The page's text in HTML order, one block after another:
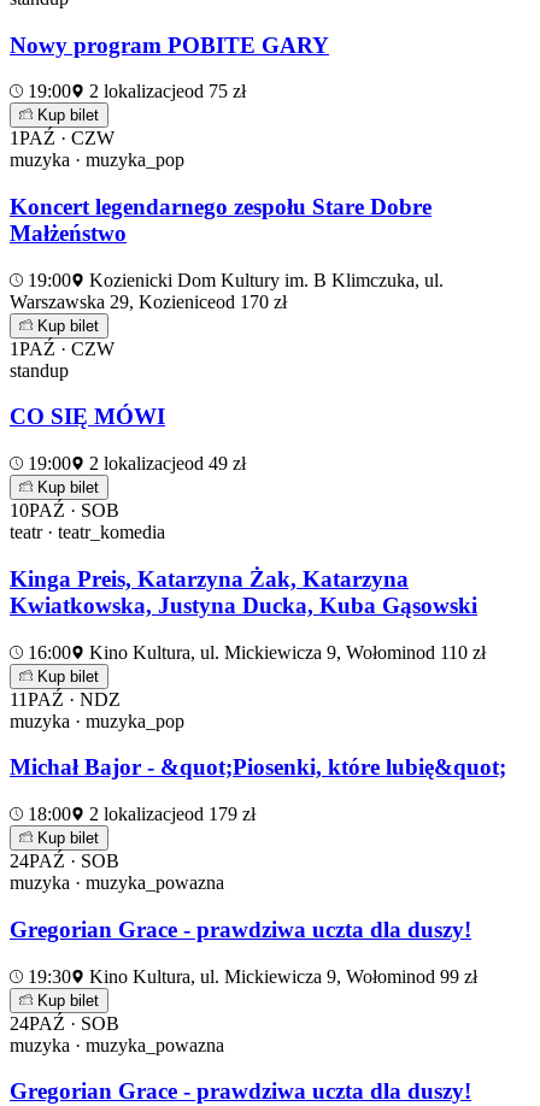
Nowy program POBITE GARY
19:00 2 lokalizacjeod 75 zł
Kup bilet
1PAŹ · CZW
muzyka · muzyka_pop
Koncert legendarnego zespołu Stare Dobre
Małżeństwo
19:00
Kozienicki Dom Kultury im. B Klimczuka, ul.
Warszawska 29, Kozieniceod 170 zł
Kup bilet
1PAŹ · CZW
standup
CO SIĘ MÓWI
19:00 2 lokalizacjeod 49 zł
Kup bilet
10PAŹ · SOB
teatr · teatr_komedia
Kinga Preis, Katarzyna Żak, Katarzyna
Kwiatkowska, Justyna Ducka, Kuba Gąsowski
16:00 Kino Kultura, ul. Mickiewicza 9, Wołominod 110 zł
Kup bilet
11PAŹ · NDZ
muzyka · muzyka_pop
Michał Bajor - &quot;Piosenki, które lubię&quot;
18:00 2 lokalizacjeod 179 zł
Kup bilet
24PAŹ · SOB
muzyka · muzyka_powazna
Gregorian Grace - prawdziwa uczta dla duszy!
19:30 Kino Kultura, ul. Mickiewicza 9, Wołominod 99 zł
Kup bilet
24PAŹ · SOB
muzyka · muzyka_powazna
Gregorian Grace - prawdziwa uczta dla duszy!